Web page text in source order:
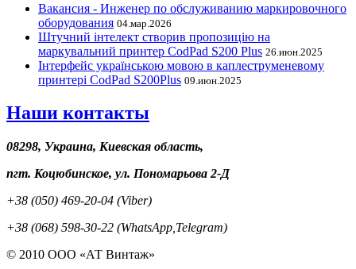
Вакансия - Инженер по обслуживанию маркировочного
оборудования 04.мар.2026
Штучний інтелект створив пропозицію на
маркувальний принтер CodPad S200 Plus 26.июн.2025
Інтерфейс українською мовою в каплеструменевому
принтері CodPad S200Plus 09.июн.2025
Наши контакты
08298, Украина, Киевская область,
пгт. Коцюбинское, ул. Пономарьова 2-Д
+38 (050) 469-20-04 (Viber)
+38 (068) 598-30-22 (WhatsApp,Telegram)
© 2010 ООО «АТ Винтаж»